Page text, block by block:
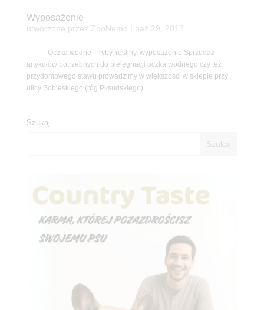
Wyposażenie
utworzone przez ZooNemo paź 29, 2017
Oczka wodne – ryby, rośliny, wyposażenie Sprzedaż
artykułów potrzebnych do pielęgnacji oczka wodnego czy też
przydomowego stawu prowadzimy w większości w sklepie przy
ulicy Sobieskiego (róg Piłsudskiego). ...
Szukaj